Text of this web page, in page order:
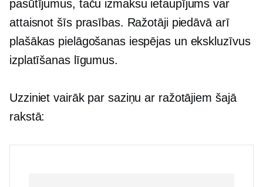
pasūtījumus, taču izmaksu ietaupījums var
attaisnot šīs prasības. Ražotāji piedāvā arī
plašākas pielāgošanas iespējas un ekskluzīvus
izplatīšanas līgumus.
Uzziniet vairāk par saziņu ar ražotājiem šajā
rakstā: